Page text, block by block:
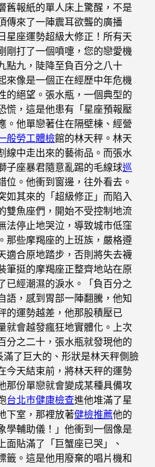
舊報紙的單人床上驚醒，不是
傳來了一陣震耳欲聾的廣播
星座運勢超級大修正！所有天
剛打了一個噴嚏，您的戀愛機
點九，陡降至負百分之八十
來像是一個正在經歷中年危機
的絕望。張水瓶，一個典型的
慌，這是他患有「星座預報壓
。他單戀著住在隔壁棟、經營
般勞工體檢館的林天秤。林天
線中走出來的藝術品。而張水
子座暴君隨意亂踢的毛線球巡
位。他衝到窗邊，往外看去。
如其來的「超級修正」而陷入
雙魚座們，開始不受控制地流
法停止地哭泣，導致城市低窪
那些摩羯座的上班族，嚴格遵
適合原地踏步，否則將失去襪
筆挺的摩羯座正整齊地站在原
已經潮濕的淚水。「負百分之
語，感到胃部一陣翻騰，他知
的運勢越差，他那股積壓已
就會越發瘋狂地實體化。上次
分之二十，張水瓶就發現他的
滿了巨大的、形狀是林天秤側臉
今天結束前，將林天秤的運勢
那份單戀就會變成某種具備攻
台北巿健康檢查進他堆滿了星
下室，那裡放著健檢推薦他的
學輔助儀！」他衝到一個像是
面貼滿了「巨蟹座已哭」、
籤。這是他用廢棄的唱片機和